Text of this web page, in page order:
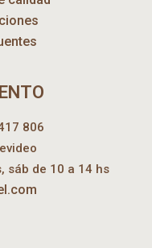
806
sáb de 10 a 14 hs